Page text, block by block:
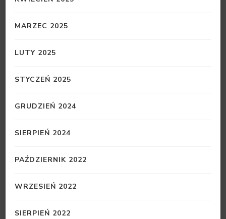
MARZEC 2025
LUTY 2025
STYCZEŃ 2025
GRUDZIEŃ 2024
SIERPIEŃ 2024
PAŹDZIERNIK 2022
WRZESIEŃ 2022
SIERPIEŃ 2022